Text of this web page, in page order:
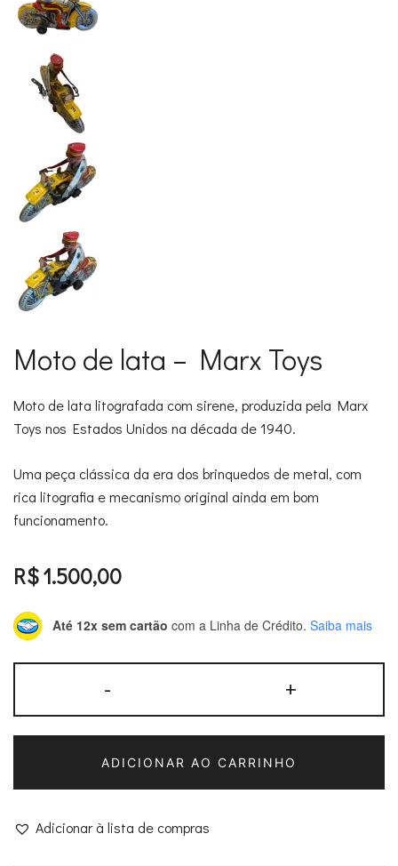
Moto de lata – Marx Toys
Moto de lata litografada com sirene, produzida pela Marx
Toys nos Estados Unidos na década de 1940.
Uma peça clássica da era dos brinquedos de metal, com
rica litografia e mecanismo original ainda em bom
funcionamento.
R$1.500,00
Até 12x sem cartão com a Linha de Crédito. Saiba mais
-
lata
Marx
Toys
+
ADICIONAR AO CARRINHO
Adicionar à lista de compras